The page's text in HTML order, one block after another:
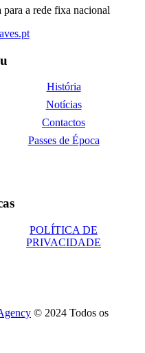
a rede fixa nacional
História
Notícias
Contactos
Passes de Época
POLÍTICA DE
PRIVACIDADE
© 2024 Todos os